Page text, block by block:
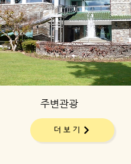
주변관광
더보기